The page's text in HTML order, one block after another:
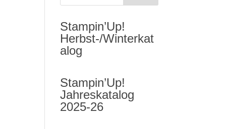
Stampin’Up!
Herbst-/Winterkat
alog
Stampin’Up!
Jahreskatalog
2025-26